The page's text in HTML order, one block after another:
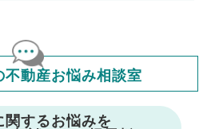
各金融機関にご相談ください。
イページでは
費の計算もできます
不動産お悩み相談室
関するお悩みを